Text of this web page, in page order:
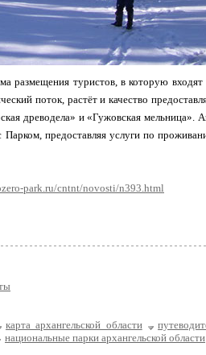
размещения туристов, в которую
поток, растёт и качество
древодела» и «Гужовская мельница».
Парком, предоставляя услуги по
park.ru/cntnt/novosti/n393.html
карта архангельской области
национальные парки архангельской области